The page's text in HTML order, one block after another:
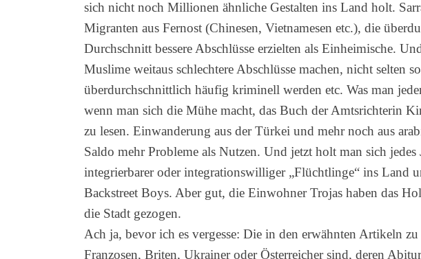
sich nicht noch Millionen ähnliche Gestalten ins Land holt.
Migranten aus Fernost (Chinesen, Vietnamesen etc.), die
Durchschnitt bessere Abschlüsse erzielten als Einheimische.
Muslime weitaus schlechtere Abschlüsse machen, nicht selten
überdurchschnittlich häufig kriminell werden etc. Was man
wenn man sich die Mühe macht, das Buch der Amtsrichterin
zu lesen. Einwanderung aus der Türkei und mehr noch aus
Saldo mehr Probleme als Nutzen. Und jetzt holt man sich
integrierbarer oder integrationswilliger „Flüchtlinge“ ins Land
Backstreet Boys. Aber gut, die Einwohner Trojas haben das
die Stadt gezogen.
Ach ja, bevor ich es vergesse: Die in den erwähnten Artikeln
Franzosen, Briten, Ukrainer oder Österreicher sind, deren